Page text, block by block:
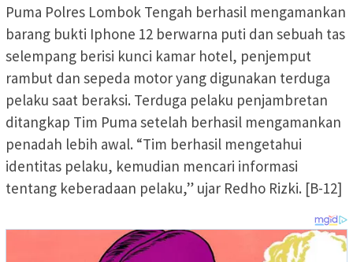
Puma Polres Lombok Tengah berhasil mengamankan
barang bukti Iphone 12 berwarna puti dan sebuah tas
selempang berisi kunci kamar hotel, penjemput
rambut dan sepeda motor yang digunakan terduga
pelaku saat beraksi. Terduga pelaku penjambretan
ditangkap Tim Puma setelah berhasil mengamankan
penadah lebih awal. “Tim berhasil mengetahui
identitas pelaku, kemudian mencari informasi
tentang keberadaan pelaku,” ujar Redho Rizki. [B-12]